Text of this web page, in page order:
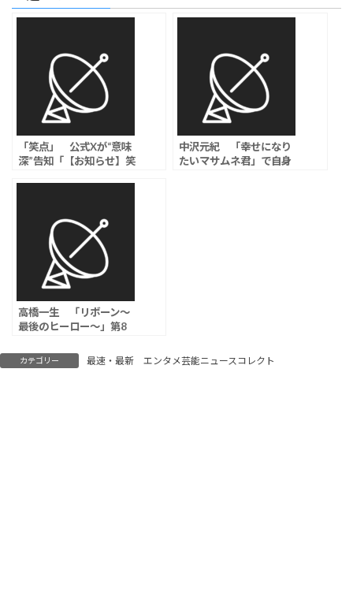
「笑点」 公式Xが“意味
深”告知「【お知らせ】笑
中沢元紀 「幸せになり
たいマサムネ君」で自身
高橋一生 「リボーン～
最後のヒーロー～」第8
カテゴリー 最速・最新 エンタメ芸能ニュースコレクト